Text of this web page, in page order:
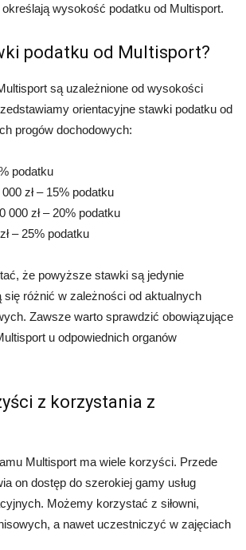
wysokość podatku od Multisport.
podatku od Multisport?
są uzależnione od wysokości
orientacyjne stawki podatku od
progów dochodowych:
podatku
zł – 15% podatku
000 zł – 20% podatku
– 25% podatku
że powyższe stawki są jedynie
się różnić w zależności od aktualnych
Zawsze warto sprawdzić obowiązujące
u odpowiednich organów
z korzystania z
Multisport ma wiele korzyści. Przede
on dostęp do szerokiej gamy usług
Możemy korzystać z siłowni,
a nawet uczestniczyć w zajęciach